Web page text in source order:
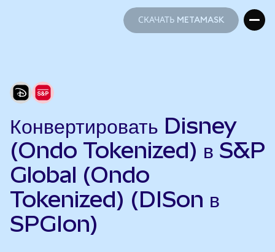
СКАЧАТЬ METAMASK
Конвертировать Disney
(Ondo Tokenized) в S&P
Global (Ondo
Tokenized) (DISon в
SPGIon)